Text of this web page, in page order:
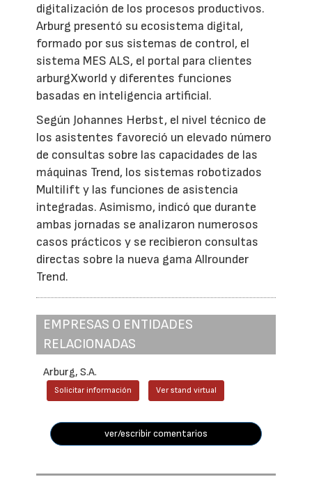
digitalización de los procesos productivos.
Arburg presentó su ecosistema digital,
formado por sus sistemas de control, el
sistema MES ALS, el portal para clientes
arburgXworld y diferentes funciones
basadas en inteligencia artificial.
Según Johannes Herbst, el nivel técnico de
los asistentes favoreció un elevado número
de consultas sobre las capacidades de las
máquinas Trend, los sistemas robotizados
Multilift y las funciones de asistencia
integradas. Asimismo, indicó que durante
ambas jornadas se analizaron numerosos
casos prácticos y se recibieron consultas
directas sobre la nueva gama Allrounder
Trend.
EMPRESAS O ENTIDADES
RELACIONADAS
Arburg, S.A.
Solicitar información Ver stand virtual
ver/escribir comentarios